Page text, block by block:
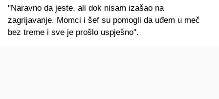
"Naravno da jeste, ali dok nisam izašao na
zagrijavanje. Momci i šef su pomogli da uđem u meč
bez treme i sve je prošlo uspješno".